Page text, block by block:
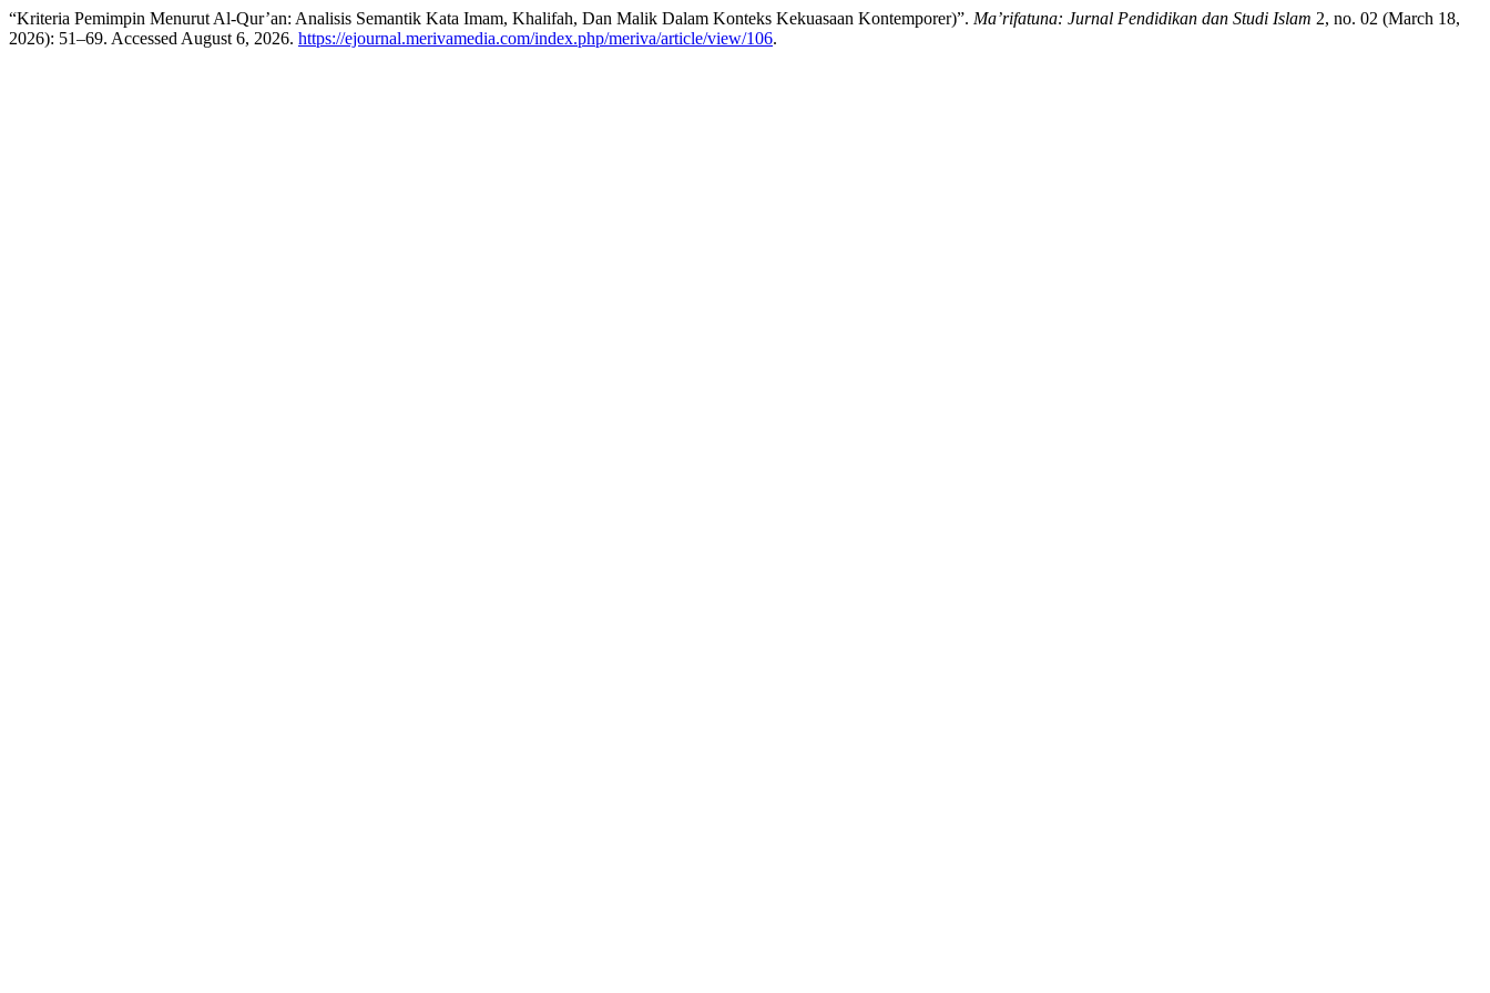
“Kriteria Pemimpin Menurut Al-Qur’an: Analisis Semantik Kata Imam, Khalifah, Dan Malik Dalam Konteks Kekuasaan Kontemporer)”. Ma’rifatuna: Jurnal Pendidikan dan Studi Islam 2, no. 02 (March 18,
2026): 51–69. Accessed August 6, 2026. https://ejournal.merivamedia.com/index.php/meriva/article/view/106.